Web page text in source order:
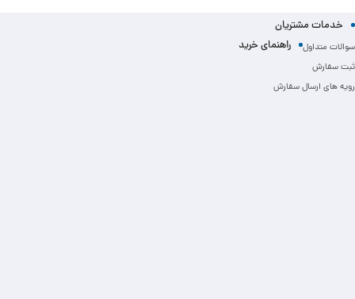
خدمات مشتریان
سوالات متداول راهنمای خرید
ثبت سفارش
رویه های ارسال سفارش